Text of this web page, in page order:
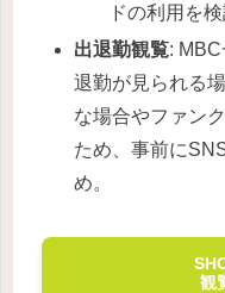
ドの利用を
出退勤観覧:
退勤が見られる
な場合やファン
ため、事前に
め。
観